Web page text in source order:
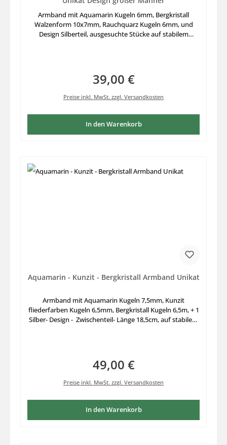
Armband mit Aquamarin Kugeln 6mm, Bergkristall
Walzenform 10x7mm, Rauchquarz Kugeln 6mm, und
Design Silberteil, ausgesuchte Stücke auf stabilem
Regulärer Preis:
39,00 €
Preise inkl. MwSt. zzgl. Versandkosten
In den Warenkorb
Aquamarin - Kunzit - Bergkristall Armband Unikat
Armband mit Aquamarin Kugeln 7,5mm, Kunzit
fliederfarben Kugeln 6,5mm, Bergkristall Kugeln 6,5m, + 1
Silber- Design - Zwischenteil- Länge 18,5cm, auf stabilem
Regulärer Preis:
49,00 €
Preise inkl. MwSt. zzgl. Versandkosten
In den Warenkorb